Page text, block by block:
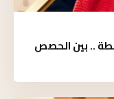
.. بين الحصص